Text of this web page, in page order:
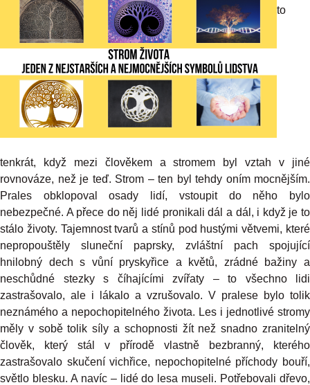
to
tenkrát, když mezi člověkem a stromem byl vztah v jiné
rovnováze, než je teď. Strom – ten byl tehdy oním mocnějším.
Prales obklopoval osady lidí, vstoupit do něho bylo
nebezpečné. A přece do něj lidé pronikali dál a dál, i když je to
stálo životy. Tajemnost tvarů a stínů pod hustými větvemi, které
nepropouštěly sluneční paprsky, zvláštní pach spojující
hnilobný dech s vůní pryskyřice a květů, zrádné bažiny a
neschůdné stezky s číhajícími zvířaty – to všechno lidi
zastrašovalo, ale i lákalo a vzrušovalo. V pralese bylo tolik
neznámého a nepochopitelného života. Les i jednotlivé stromy
měly v sobě tolik síly a schopnosti žít než snadno zranitelný
člověk, který stál v přírodě vlastně bezbranný, kterého
zastrašovalo skučení vichřice, nepochopitelné příchody bouří,
světlo blesku. A navíc – lidé do lesa museli. Potřebovali dřevo,